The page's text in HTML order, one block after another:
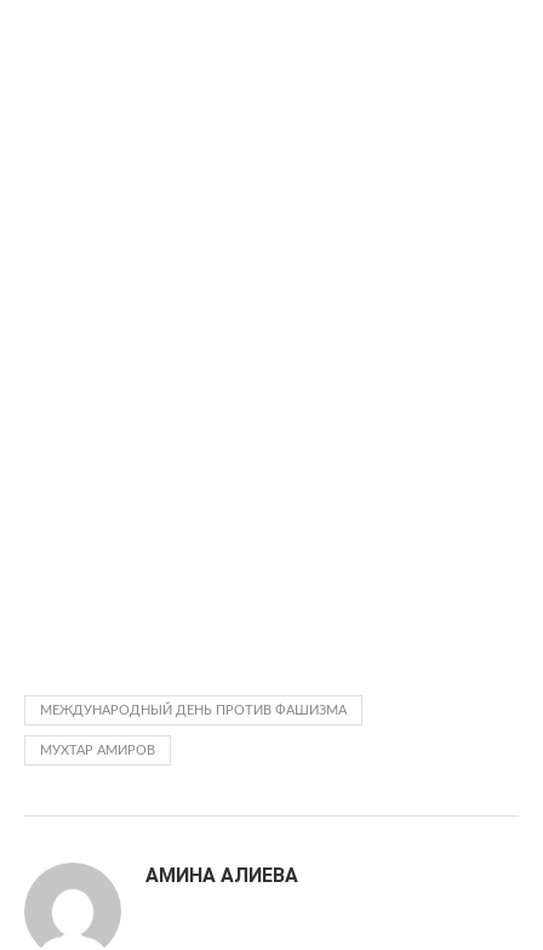
МЕЖДУНАРОДНЫЙ ДЕНЬ ПРОТИВ ФАШИЗМА
МУХТАР АМИРОВ
АМИНА АЛИЕВА